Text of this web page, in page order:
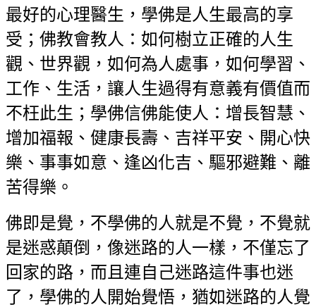
最好的心理醫生，學佛是人生最高的享
受；佛教會教人：如何樹立正確的人生
觀、世界觀，如何為人處事，如何學習、
工作、生活，讓人生過得有意義有價值而
不枉此生；學佛信佛能使人：增長智慧 、
增加福報、健康長壽、吉祥平安、開心快
樂、事事如意、逢凶化吉、驅邪避難 、離
苦得樂。
佛即是覺，不學佛的人就是不覺，不覺就
是迷惑顛倒，像迷路的人一樣，不僅忘了
回家的路，而且連自己迷路這件事也迷
了，學佛的人開始覺悟， 猶如迷路的人覺